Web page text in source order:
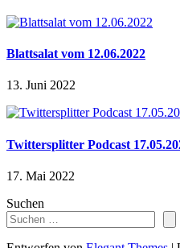
Blattsalat vom 12.06.2022
13. Juni 2022
Twittersplitter Podcast
17. Mai 2022
Suchen